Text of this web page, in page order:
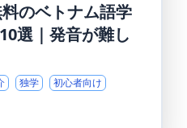
料のベトナム語学
選｜発音が難し
独学
初心者向け